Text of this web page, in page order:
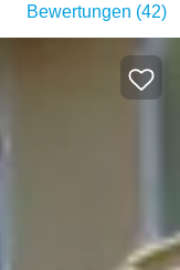
Bewertungen (42)